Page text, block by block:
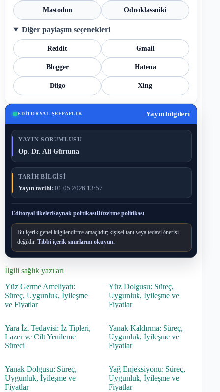
Mastodon Odnoklassniki
Diğer paylaşım seçenekleri
Reddit Gmail
Blogger Hatena
Diigo Xing
EDITORYAL ŞEFFAFLIK Yayın bilgileri
YAYIN SORUMLUSU
Op. Dr. Ali Gürtuna
TARIH BILGISI
Yayın tarihi: 01.05.2026 13:57
Editoryal ilkelerKaynak politikasıDüzeltme politikası
Bu içerik genel bilgilendirme amaçlıdır; kişisel tanı veya tedavi önerisi
değildir. Tıbbi içerik sınırlarını okuyun.
İlgili sağlık yazıları
Yüz Germe Ameliyatı:
Süreç, Uygunluk, İyileşme
ve Fiyatlar
Yüz Dolgusu: Süreç,
Uygunluk, İyileşme ve
Fiyatlar
Yara İzi Tedavisi: İz Tipleri,
Lazer ve Cilt Yenileme
Süreci
Yanak Kaldırma: Süreç,
Uygunluk, İyileşme ve
Fiyatlar
Yanak Dolgusu: Süreç,
Uygunluk, İyileşme ve
Fiyatlar
Yağ Enjeksiyonu: Süreç,
Uygunluk, İyileşme ve
Fiyatlar